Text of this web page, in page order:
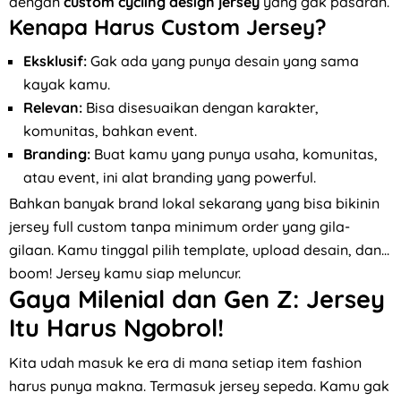
Kenapa Harus Custom Jersey?
Eksklusif: Gak ada yang punya desain yang sama
kayak kamu.
Relevan: Bisa disesuaikan dengan karakter,
komunitas, bahkan event.
Branding: Buat kamu yang punya usaha, komunitas,
atau event, ini alat branding yang powerful.
Bahkan banyak brand lokal sekarang yang bisa bikinin
jersey full custom tanpa minimum order yang gila-
gilaan. Kamu tinggal pilih template, upload desain, dan...
boom! Jersey kamu siap meluncur.
Gaya Milenial dan Gen Z: Jersey
Itu Harus Ngobrol!
Kita udah masuk ke era di mana setiap item fashion
harus punya makna. Termasuk jersey sepeda. Kamu gak